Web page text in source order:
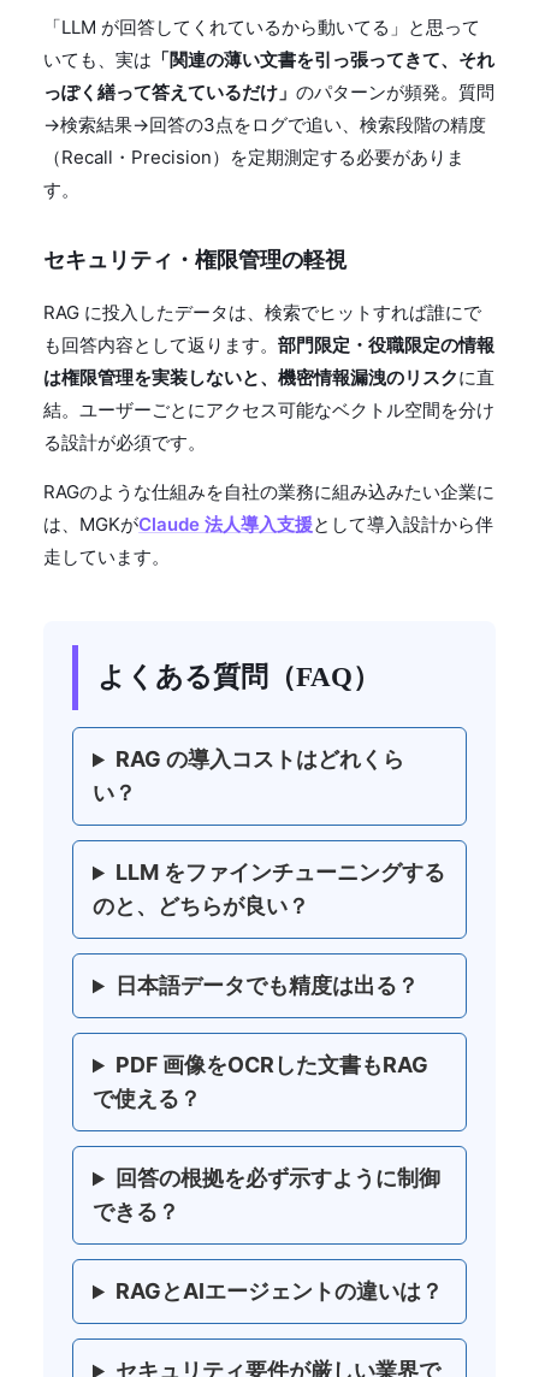
「LLM が回答してくれているから動いてる」と思って
いても、実は 「関連の薄い文書を引っ張ってきて、それ
っぽく繕って答えているだけ」 のパターンが頻発。質問
→検索結果→回答の3点をログで追い、検索段階の精度
（Recall・Precision）を定期測定する必要がありま
す。
セキュリティ・権限管理の軽視
RAG に投入したデータは、検索でヒットすれば誰にで
も回答内容として返ります。 部門限定・役職限定の情報
は権限管理を実装しないと、機密情報漏洩のリスクに直
結。ユーザーごとにアクセス可能なベクトル空間を分け
る設計が必須です。
RAGのような仕組みを自社の業務に組み込みたい企業に
は、MGKがClaude 法人導入支援として導入設計から伴
走しています。
よくある質問（FAQ）
RAG の導入コストはどれくら
い？
LLM をファインチューニングする
のと、どちらが良い？
日本語データでも精度は出る？
PDF 画像をOCRした文書もRAG
で使える？
回答の根拠を必ず示すように制御
できる？
RAGとAIエージェントの違いは？
セキュリティ要件が厳しい業界で